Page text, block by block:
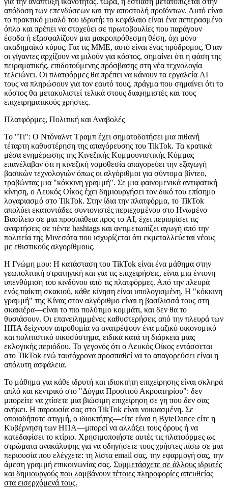
απόδοση των επενδύσεων και την αποστολή προϊόντων. Αυτό είναι
το πρακτικό μυαλό του ιδρυτή: το κεφάλαιο είναι ένα πεπερασμένο
όπλο και πρέπει να στοχεύει σε πρωτοβουλίες που παράγουν
έσοδα ή εξασφαλίζουν μια μακροπρόθεσμη θέση, όχι μόνο
ακαδημαϊκό κύρος. Για τις ΜΜΕ, αυτό είναι ένας πρόδρομος. Όταν
οι γίγαντες αρχίζουν να μιλούν για κόστος, σημαίνει ότι η φάση της
πειραματικής, επιδοτούμενης πρόσβασης στη νέα τεχνολογία
τελειώνει. Οι πλατφόρμες θα πρέπει να κάνουν τα εργαλεία AI
τους να πληρώσουν για τον εαυτό τους, πράγμα που σημαίνει ότι το
κόστος θα μετακυλιστεί τελικά στους διαφημιστές και τους
επιχειρηματικούς χρήστες.
Πλατφόρμες, Πολιτική και Αναβολές
Το "Τι": Ο Ντόναλντ Τραμπ έχει σηματοδοτήσει μια πιθανή
τέταρτη καθυστέρηση της απαγόρευσης του TikTok. Τα κρατικά
μέσα ενημέρωσης της Κινεζικής Κομμουνιστικής Κόμμας
επανέλαβαν ότι η κινεζική νομοθεσία απαγορεύει την εξαγωγή
βασικών τεχνολογιών όπως οι αλγόριθμοι για σύντομα βίντεο,
τραβώντας μια "κόκκινη γραμμή". Σε μια φαινομενικά αντιφατική
κίνηση, ο Λευκός Οίκος έχει δημιουργήσει τον δικό του επίσημο
λογαριασμό στο TikTok. Στην ίδια την πλατφόρμα, το TikTok
απολύει εκατοντάδες συντονιστές περιεχομένου στο Ηνωμένο
Βασίλειο σε μια προσπάθεια προς το AI, έχει περιορίσει τις
αναρτήσεις σε πέντε hashtags και αντιμετωπίζει αγωγή από την
πολιτεία της Μινεσότα που ισχυρίζεται ότι εκμεταλλεύεται νέους
με εθιστικούς αλγορίθμους.
Η Γνώμη μου: Η κατάσταση του TikTok είναι ένα μάθημα στην
γεωπολιτική στρατηγική και για τις επιχειρήσεις, είναι μια έντονη
υπενθύμιση του κινδύνου από τις πλατφόρμες. Από την πλευρά
ενός παίκτη σκακιού, κάθε κίνηση είναι υπολογισμένη. Η "κόκκινη
γραμμή" της Κίνας στον αλγόριθμο είναι η βασίλισσά τους στη
σκακιέρα—είναι το πιο πολύτιμο κομμάτι, και δεν θα το
θυσιάσουν. Οι επανειλημμένες καθυστερήσεις από την πλευρά των
ΗΠΑ δείχνουν απροθυμία να ανατρέψουν ένα μαζικό οικονομικό
και πολιτιστικό οικοσύστημα, ειδικά κατά τη διάρκεια μιας
εκλογικής περιόδου. Το γεγονός ότι ο Λευκός Οίκος εντάσσεται
στο TikTok ενώ ταυτόχρονα προσπαθεί να το απαγορεύσει είναι η
απόλυτη ασφάλεια.
Το μάθημα για κάθε ιδρυτή και ιδιοκτήτη επιχείρησης είναι σκληρά
απλό και κεντρικό στο "Δόγμα Προσιτού Ακροατηρίου": δεν
μπορείτε να χτίσετε μια βιώσιμη επιχείρηση σε γη που δεν σας
ανήκει. Η παρουσία σας στο TikTok είναι νοικιασμένη. Σε
οποιαδήποτε στιγμή, ο ιδιοκτήτης—είτε είναι η ByteDance είτε η
Κυβέρνηση των ΗΠΑ—μπορεί να αλλάξει τους όρους ή να
κατεδαφίσει το κτίριο. Χρησιμοποιήστε αυτές τις πλατφόρμες ως
στρώματα ανακάλυψης για να οδηγήσετε τους χρήστες πίσω σε μια
περιουσία που ελέγχετε: τη λίστα email σας, την εφαρμογή σας, την
άμεση γραμμή επικοινωνίας σας. Συμμετάσχετε σε άλλους ιδρυτές
και δημιουργούς που λαμβάνουν τέτοιες πληροφορίες απευθείας
στα εισερχόμενά τους.